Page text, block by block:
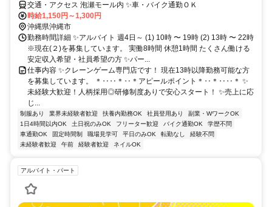
交通・アクセス 泡瀬モール内 ✨車・バイク通勤ＯＫ
時給1,150円～1,300円
沖縄県沖縄市
勤務時間詳細 ✨アルバイト 週4日～ (1) 10時 〜 19時 (2) 13時 〜 22時
※現在(２)を募集しています。 実働8時間 休憩1時間 たくさん働ける
安定収入希望・社員希望の方 ✨パー...
仕事内容 ✨クレーンゲーム専門店です！ 現在13時以降勤務可能な方
を募集しています。 ＊‥‥＊‥＊アピールポイント＊‥＊‥‥＊ ✨
未経験大歓迎！人柄採用◎研修制度ありで安心スタート！ ✨売上に応
じ...
制服あり 業界未経験者歓迎 扶養内勤務OK 社員登用あり
副業・WワークOK
1日4時間以内OK
土日祝のみOK フリーター歓迎 バイク通勤OK
学歴不問
車通勤OK
固定時間制 職場見学可 平日のみOK 転勤なし
経験不問
未経験者歓迎
午前 経験者歓迎 ネイルOK
アルバイト・パート